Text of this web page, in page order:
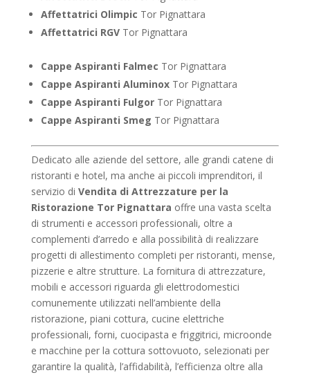
Affettatrici Olimpic Tor Pignattara
Affettatrici RGVTor Pignattara
Cappe Aspiranti Falmec Tor Pignattara
Cappe Aspiranti AluminoxTor Pignattara
Cappe Aspiranti FulgorTor Pignattara
Cappe Aspiranti Smeg Tor Pignattara
Dedicato alle aziende del settore, alle grandi catene di
ristoranti e hotel, ma anche ai piccoli imprenditori, il
servizio di Vendita di Attrezzature per la
Ristorazione Tor Pignattara offre una vasta scelta
di strumenti e accessori professionali, oltre a
complementi d’arredo e alla possibilità di realizzare
progetti di allestimento completi per ristoranti, mense,
pizzerie e altre strutture. La fornitura di attrezzature,
mobili e accessori riguarda gli elettrodomestici
comunemente utilizzati nell’ambiente della
ristorazione, piani cottura, cucine elettriche
professionali, forni, cuocipasta e friggitrici, microonde
e macchine per la cottura sottovuoto, selezionati per
garantire la qualità, l’affidabilità, l’efficienza oltre alla